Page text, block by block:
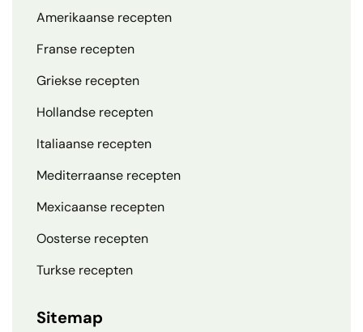
Amerikaanse recepten
Franse recepten
Griekse recepten
Hollandse recepten
Italiaanse recepten
Mediterraanse recepten
Mexicaanse recepten
Oosterse recepten
Turkse recepten
Sitemap